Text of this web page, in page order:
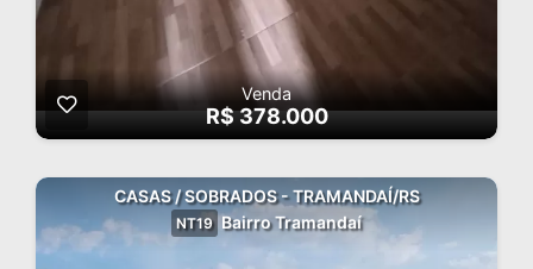
Venda
R$ 378.000
CASAS / SOBRADOS - TRAMANDAÍ/RS
NT19 Bairro Tramandaí